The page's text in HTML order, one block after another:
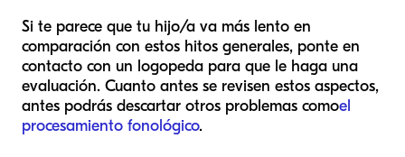
Si te parece que tu hijo/a va más lento en
comparación con estos hitos generales, ponte en
contacto con un logopeda para que le haga una
evaluación. Cuanto antes se revisen estos aspectos,
antes podrás descartar otros problemas comoel
procesamiento fonológico.